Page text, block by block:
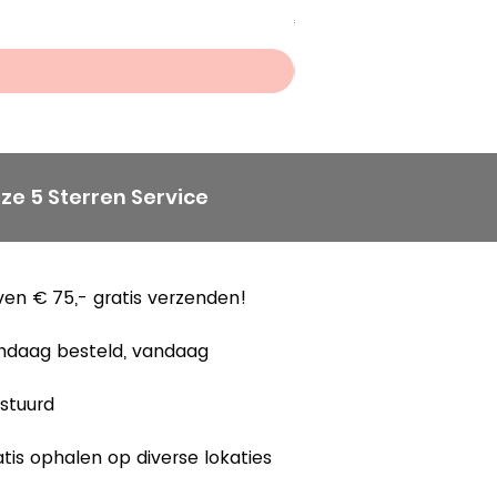
Prijs
€ 8,50
5 Sterren Service
€ 75,- gratis verzenden!
besteld, vandaag
ophalen op diverse lokaties